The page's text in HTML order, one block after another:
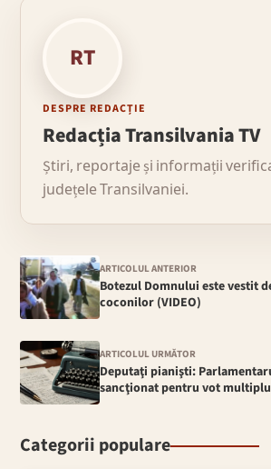
RT
DESPRE REDACȚIE
Redacția Transilvania TV
Știri, reportaje și informații
județele Transilvaniei.
ARTICOLUL ANTERIOR
Botezul Domnului este vestit
coconilor (VIDEO)
ARTICOLUL URMĂTOR
Deputaţi pianişti:
sancţionat pentru vot multiplu
Categorii populare